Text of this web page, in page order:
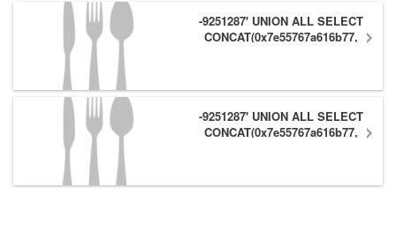
-9251287' UNION ALL SELECT
CONCAT(0x7e55767a616b77,
-9251287' UNION ALL SELECT
CONCAT(0x7e55767a616b77,